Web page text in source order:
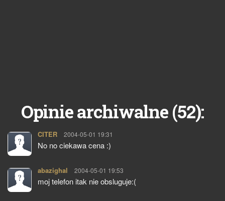
Opinie archiwalne (52):
CITER pisze:
2004-05-01 19:31
No no ciekawa cena :)
abazighal pisze:
2004-05-01 19:53
moj telefon itak nie obsluguje:(